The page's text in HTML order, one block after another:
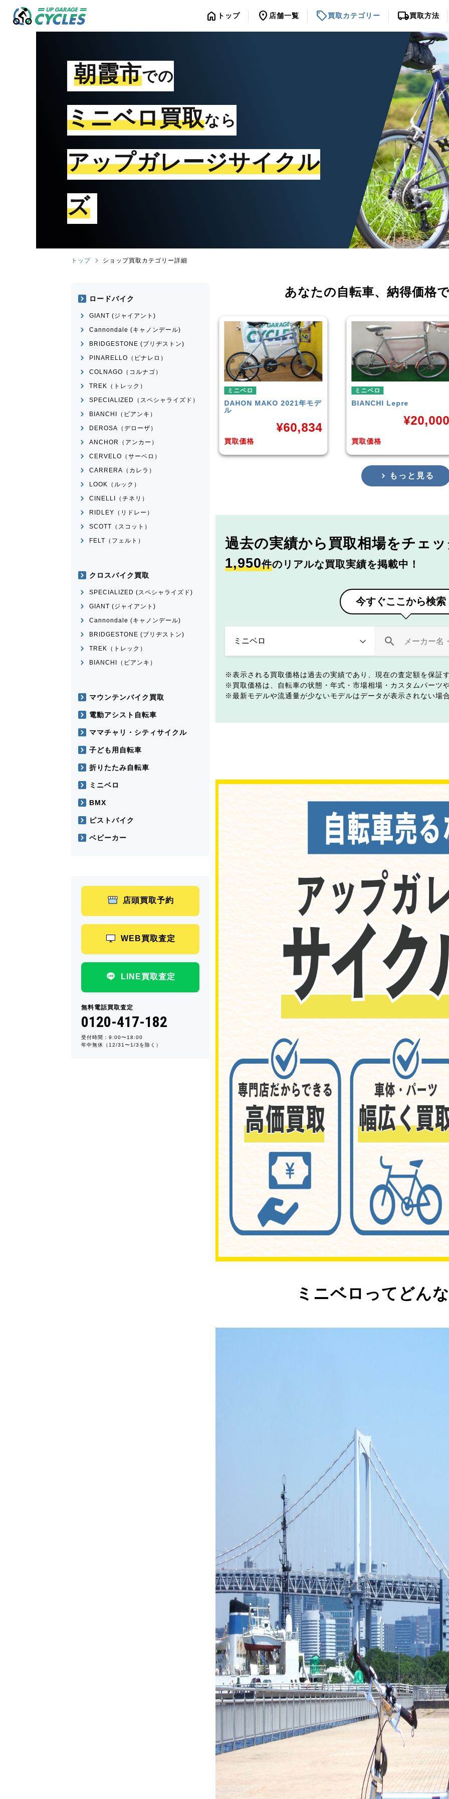
home トップ location_on 店舗一覧 sell買取カテゴリー local_shipping買取方法
朝霞市での
ミニベロ買取なら
アップガレージサイクル
ズ
トップ ショップ買取カテゴリー詳細
あなたの自転車、 納得価格
ミニベロ
DAHONMAKO 2021年モデ
ル
買取価格
¥
ミニベロ
BIANCHILepre
買取価格
¥20,000
ミニベロ
ternSURGE 2021年モデル
買取価格
¥
もっと見る
過去の実績から 買取相場をチェ
1,950件のリアルな買取実績を掲載中！
今すぐここから検索
表示される買取価格は過去の実績であり、現在の査定額を保証
買取価格は、自転車の状態・年式・市場相場・カスタムパーツ
最新モデルや流通量が少ないモデルはデータが表示されない場
ミニベロってどん
ロードバイク
GIANT (ジャイアント)
Cannondale (キャノンデール)
BRIDGESTONE (ブリヂストン)
PINARELLO（ピナレロ）
COLNAGO（コルナゴ）
TREK（トレック）
SPECIALIZED（スペシャライズド）
BIANCHI（ビアンキ）
DEROSA（デローザ）
ANCHOR（アンカー）
CERVELO（サーベロ）
CARRERA（カレラ）
LOOK（ルック）
CINELLI（チネリ）
RIDLEY（リドレー）
SCOTT（スコット）
FELT（フェルト）
クロスバイク買取
SPECIALIZED (スペシャライズド)
GIANT (ジャイアント)
Cannondale (キャノンデール)
BRIDGESTONE (ブリヂストン)
TREK（トレック）
BIANCHI（ビアンキ）
マウンテンバイク買取
電動アシスト自転車
ママチャリ・シティサイクル
子ども用自転車
折りたたみ自転車
ミニベロ
BMX
ピストバイク
ベビーカー
店頭買取予約
WEB買取査定
LINE買取査定
無料電話買取査定
0120-417-182
受付時間：9:00〜18:00
年中無休（12/31〜1/3を除く）